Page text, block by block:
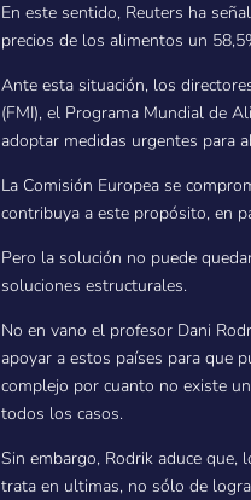
En este sentido, Reuters ha
precios de los alimentos un
Ante esta situación, los
(FMI), el Programa Mundial de
adoptar medidas urgentes para
La Comisión Europea se
contribuya a este propósito, en
Pero la solución no puede
soluciones estructurales.
No en vano el profesor Dani
apoyar a estos países para que
complejo por cuanto no existe
todos los casos.
Sin embargo, Rodrik aduce
trata en ultimas, no sólo de